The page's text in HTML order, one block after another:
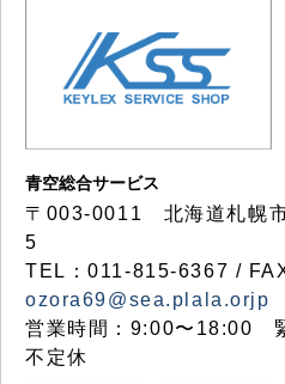
青空総合サービス
〒003-0011 北海道札幌
5
TEL：011-815-6367 /
ozora69@sea.plala.orjp
営業時間：9:00〜18:00
不定休